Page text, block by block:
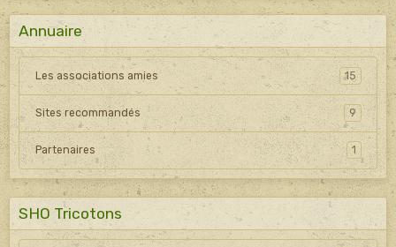
Annuaire
Les associations amies 15
Sites recommandés 9
Partenaires 1
SHO Tricotons